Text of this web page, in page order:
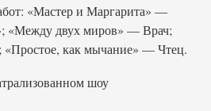
«Мастер и Маргарита» —
«Между двух миров» — Врач;
«Простое, как мычание» — Чтец.
шоу